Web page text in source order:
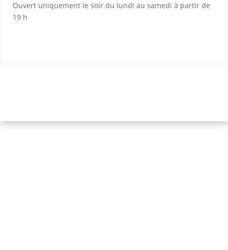
Ouvert uniquement le soir du lundi au samedi à partir de
19 h